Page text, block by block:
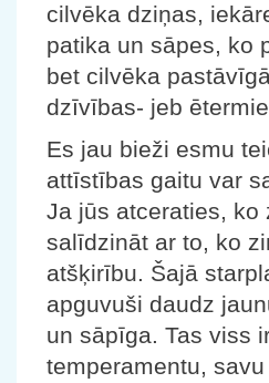
cilvēka dziņas,
patika un sāpes, ko
bet cilvēka
dzīvības- jeb
Es jau bieži esmu
attīstības gaitu var
Ja jūs atceraties, ko
salīdzināt ar to, ko
atšķirību. Šajā
apguvuši daudz
un sāpīga. Tas viss
temperamentu,